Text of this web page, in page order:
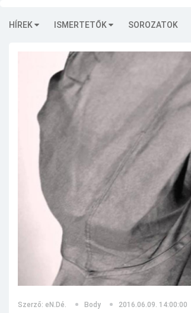
HÍREK ISMERTETŐK SOROZATOK
Szerző: eN.Dé. Body 2016.06.09. 14:00:00